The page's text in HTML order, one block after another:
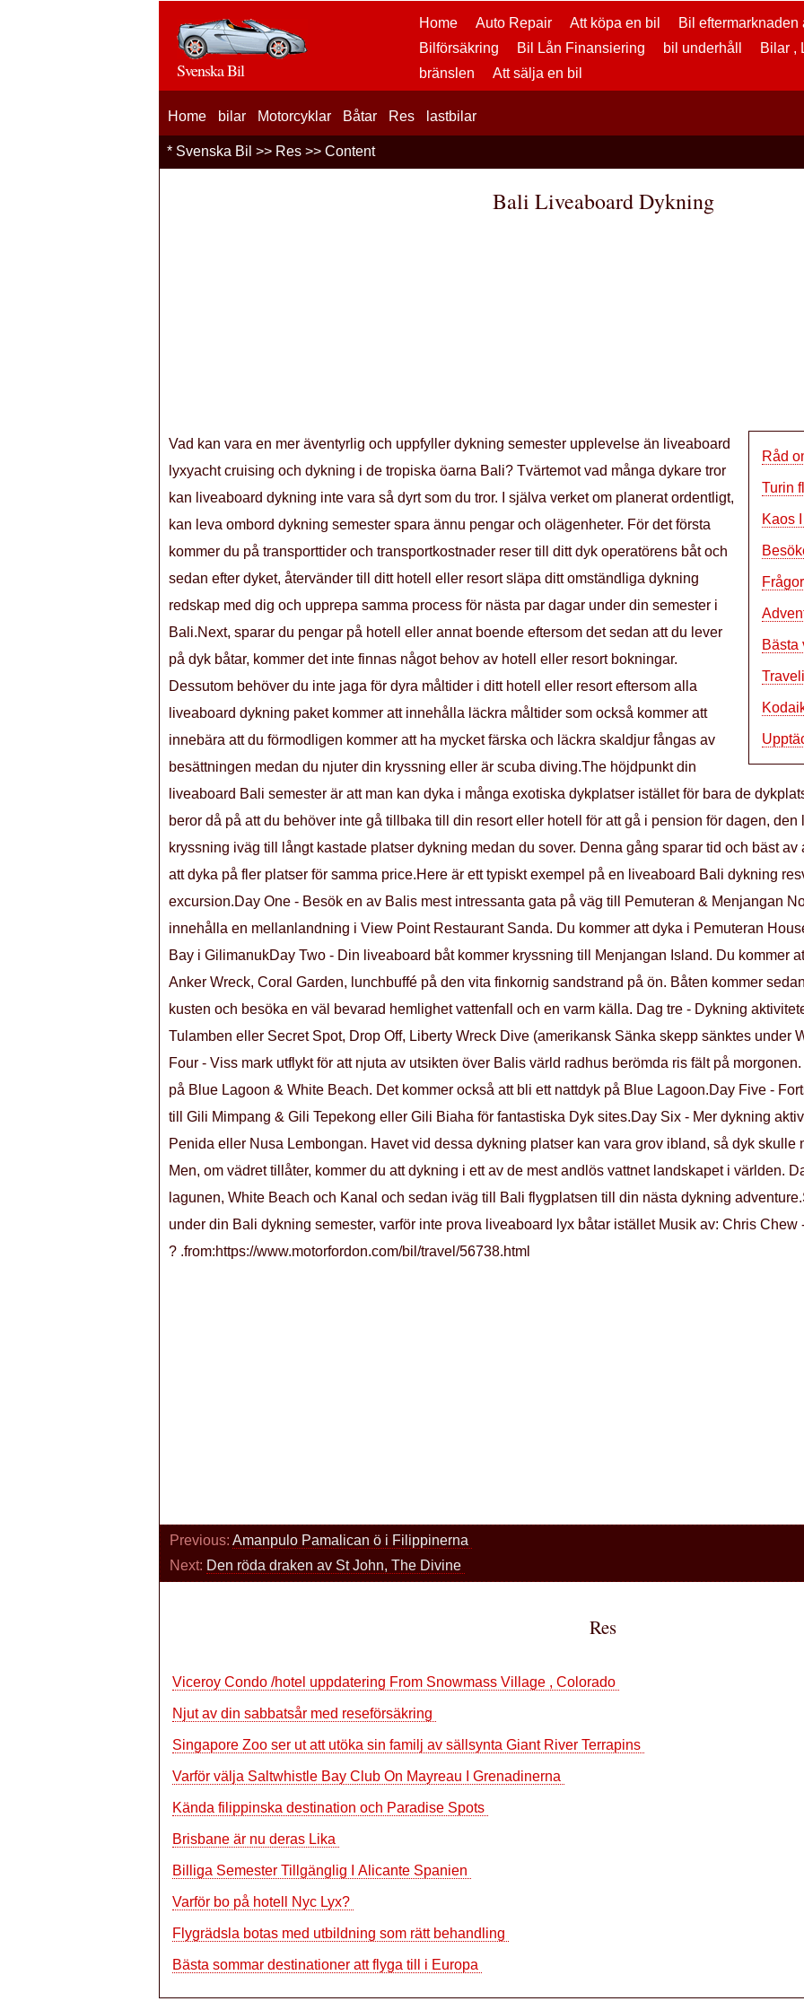
Home Auto Repair Att köpa en bil
Bil eftermarknaden
Bilförsäkring
Bil Lån Finansiering bil underhåll
Bilar ,
bränslen
Att sälja en bil
Svenska Bil
Home bilar Motorcyklar Båtar Res lastbilar
* Svenska Bil >> Res >> Content
Bali Liveaboard Dykning
Råd
Turin
Kaos
Bästa
Vad kan vara en mer äventyrlig och uppfyller dykning semester upplevelse än liveaboard
lyxyacht cruising och dykning i de tropiska öarna Bali? Tvärtemot vad många dykare tror
kan liveaboard dykning inte vara så dyrt som du tror. I själva verket om planerat ordentligt,
kan leva ombord dykning semester spara ännu pengar och olägenheter. För det första
kommer du på transporttider och transportkostnader reser till ditt dyk operatörens båt och
sedan efter dyket, återvänder till ditt hotell eller resort släpa ditt omständliga dykning
redskap med dig och upprepa samma process för nästa par dagar under din semester i
Bali.Next, sparar du pengar på hotell eller annat boende eftersom det sedan att du lever
på dyk båtar, kommer det inte finnas något behov av hotell eller resort bokningar.
Dessutom behöver du inte jaga för dyra måltider i ditt hotell eller resort eftersom alla
liveaboard dykning paket kommer att innehålla läckra måltider som också kommer att
innebära att du förmodligen kommer att ha mycket färska och läckra skaldjur fångas av
besättningen medan du njuter din kryssning eller är scuba diving.The höjdpunkt din
liveaboard Bali semester är att man kan dyka i många exotiska dykplatser istället för bara de
beror då på att du behöver inte gå tillbaka till din resort eller hotell för att gå i pension för dagen,
kryssning iväg till långt kastade platser dykning medan du sover. Denna gång sparar tid och bäst
att dyka på fler platser för samma price.Here är ett typiskt exempel på en liveaboard Bali dykning
excursion.Day One - Besök en av Balis mest intressanta gata på väg till Pemuteran & Menjangan
innehålla en mellanlandning i View Point Restaurant Sanda. Du kommer att dyka i Pemuteran
Bay i GilimanukDay Two - Din liveaboard båt kommer kryssning till Menjangan Island. Du kommer
Anker Wreck, Coral Garden, lunchbuffé på den vita finkornig sandstrand på ön. Båten kommer
kusten och besöka en väl bevarad hemlighet vattenfall och en varm källa. Dag tre - Dykning
Tulamben eller Secret Spot, Drop Off, Liberty Wreck Dive (amerikansk Sänka skepp sänktes under
Four - Viss mark utflykt för att njuta av utsikten över Balis värld radhus berömda ris fält på
på Blue Lagoon & White Beach. Det kommer också att bli ett nattdyk på Blue Lagoon.Day Five -
till Gili Mimpang & Gili Tepekong eller Gili Biaha för fantastiska Dyk sites.Day Six - Mer dykning
Penida eller Nusa Lembongan. Havet vid dessa dykning platser kan vara grov ibland, så dyk skulle
Men, om vädret tillåter, kommer du att dykning i ett av de mest andlös vattnet landskapet i världen.
lagunen, White Beach och Kanal och sedan iväg till Bali flygplatsen till din nästa dykning
under din Bali dykning semester, varför inte prova liveaboard lyx båtar istället Musik av: Chris Chew
? .from:https://www.motorfordon.com/bil/travel/56738.html
Previous: Amanpulo Pamalican ö i Filippinerna
Next: Den röda draken av St John, The Divine
Res
Viceroy Condo /hotel uppdatering From Snowmass Village , Colorado
Njut av din sabbatsår med reseförsäkring
Singapore Zoo ser ut att utöka sin familj av sällsynta Giant River Terrapins
Varför välja Saltwhistle Bay Club On Mayreau I Grenadinerna
Kända filippinska destination och Paradise Spots
Brisbane är nu deras Lika
Billiga Semester Tillgänglig I Alicante Spanien
Varför bo på hotell Nyc Lyx?
Flygrädsla botas med utbildning som rätt behandling
Bästa sommar destinationer att flyga till i Europa